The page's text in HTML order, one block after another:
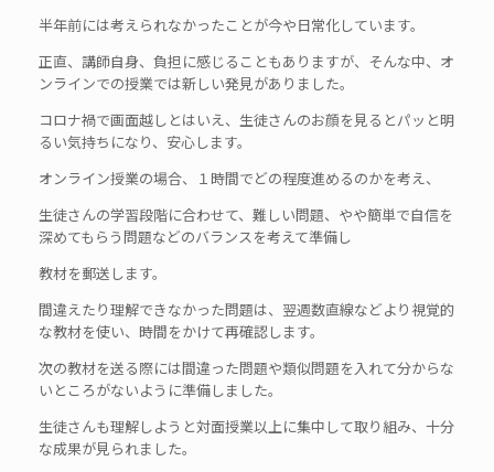
半年前には考えられなかったことが今や日常化しています。
正直、講師自身、負担に感じることもありますが、そんな中、オ
ンラインでの授業では新しい発見がありました。
コロナ禍で画面越しとはいえ、生徒さんのお顔を見るとパッと明
るい気持ちになり、安心します。
オンライン授業の場合、１時間でどの程度進めるのかを考え、
生徒さんの学習段階に合わせて、難しい問題、やや簡単で自信を
深めてもらう問題などのバランスを考えて準備し
教材を郵送します。
間違えたり理解できなかった問題は、翌週数直線などより視覚的
な教材を使い、時間をかけて再確認します。
次の教材を送る際には間違った問題や類似問題を入れて分からな
いところがないように準備しました。
生徒さんも理解しようと対面授業以上に集中して取り組み、十分
な成果が見られました。